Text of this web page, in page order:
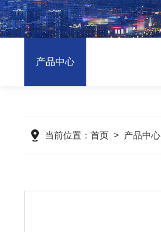
产品中心
当前位置：首页 > 产品中心